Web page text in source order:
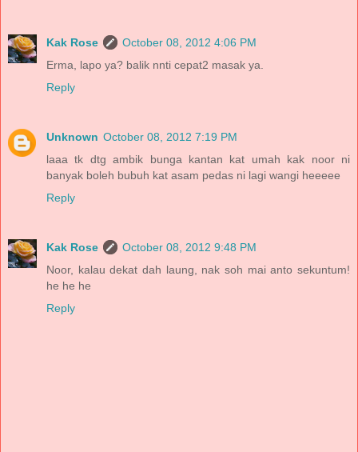
Kak Rose
October 08, 2012 4:06 PM
Erma, lapo ya? balik nnti cepat2 masak ya.
Reply
Unknown October 08, 2012 7:19 PM
laaa tk dtg ambik bunga kantan kat umah kak noor ni
banyak boleh bubuh kat asam pedas ni lagi wangi heeeee
Reply
Kak Rose
October 08, 2012 9:48 PM
Noor, kalau dekat dah laung, nak soh mai anto sekuntum!
he he he
Reply